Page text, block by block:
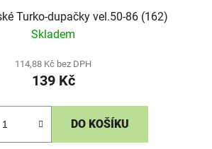
Turko-dupačky vel.50-86 (162)
Skladem
114,88 Kč bez DPH
139 Kč
DO KOŠÍKU